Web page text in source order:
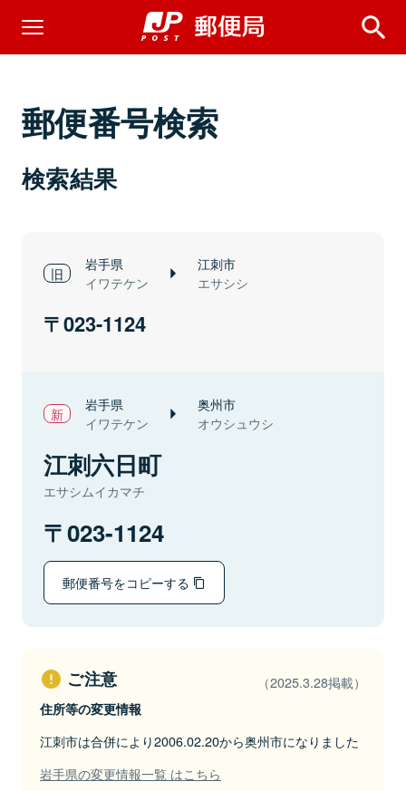
郵便番号検索
検索結果
岩手県
イワテケン
江刺市
エサシシ
023-1124
岩手県
イワテケン
奥州市
オウシュウシ
江刺六日町
エサシムイカマチ
023-1124
郵便番号をコピーする
ご注意 （2025.3.28掲載）
住所等の変更情報
江刺市は合併により2006.02.20から奥州市になりました
岩手県の変更情報一覧 はこちら